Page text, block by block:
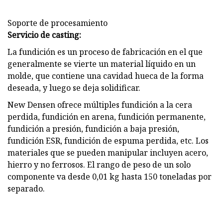
Soporte de procesamiento
Servicio de casting:
La fundición es un proceso de fabricación en el que
generalmente se vierte un material líquido en un
molde, que contiene una cavidad hueca de la forma
deseada, y luego se deja solidificar.
New Densen ofrece múltiples fundición a la cera
perdida, fundición en arena, fundición permanente,
fundición a presión, fundición a baja presión,
fundición ESR, fundición de espuma perdida, etc. Los
materiales que se pueden manipular incluyen acero,
hierro y no ferrosos. El rango de peso de un solo
componente va desde 0,01 kg hasta 150 toneladas por
separado.